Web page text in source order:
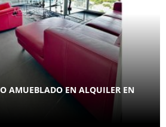
AMUEBLADO EN ALQUILER EN